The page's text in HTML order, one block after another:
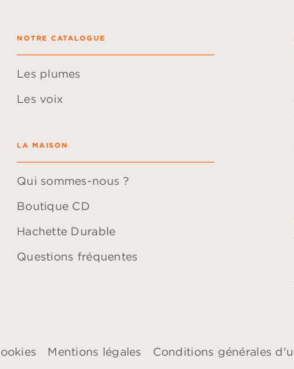
NOTRE CATALOGUE
Les plumes
Les voix
LA MAISON
Qui sommes-nous ?
Boutique CD
Hachette Durable
Questions fréquentes
Mentions légales Conditions générales